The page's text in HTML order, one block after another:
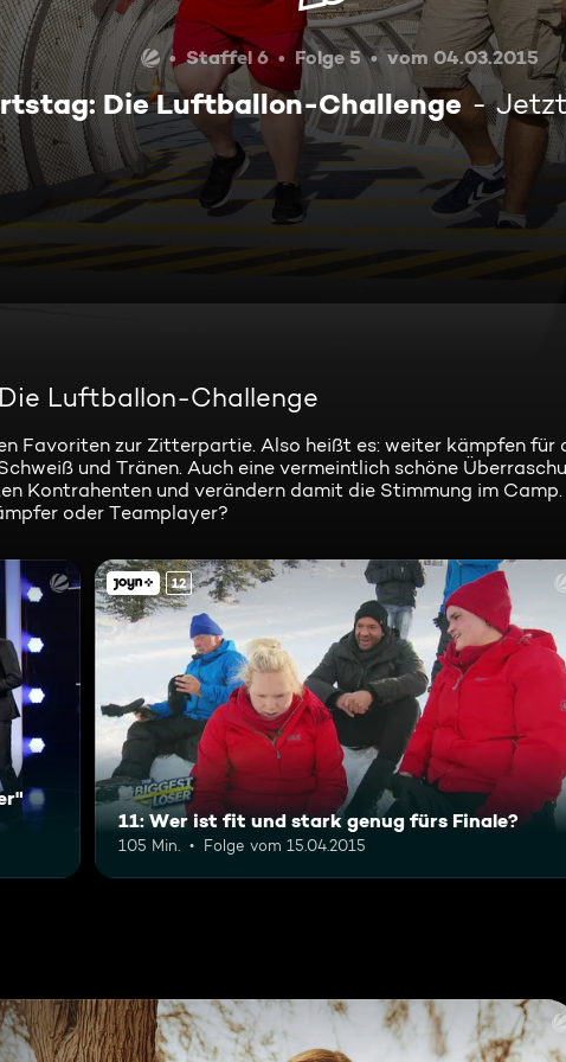
Staffel 6 Folge 5 vom 04.03.2015
Die Luftballon-Challenge
Luftballon-Challenge
Favoriten zur Zitterpartie. Also heißt es: weiter kämpfen für
und Tränen. Auch eine vermeintlich schöne
Kontrahenten und verändern damit die Stimmung im
oder Teamplayer?
12
11: Wer ist fit und stark genug fürs Finale?
105 Min. Folge vom 15.04.2015